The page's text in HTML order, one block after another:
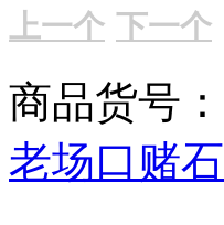
上一个 下一个
商品货号
老场口赌石